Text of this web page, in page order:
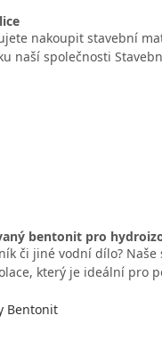
nakoupit stavební
naší společnosti
bentonit pro
či jiné vodní dílo? Naše
který je ideální pro
Bentonit